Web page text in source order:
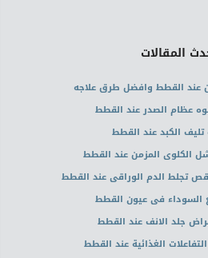
المقالات
عند القطط وافضل طرق علاجه
عظام الصدر عند القطط
الكبد عند القطط
الكلوى المزمن عند القطط
تجلط الدم الوراقى عند القطط
السوداء فى عيون القطط
جلد الانف عند القطط
الغذائية عند القطط